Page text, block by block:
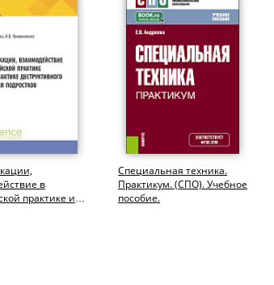
в
практике и
Специальная техника.
Практикум. (СПО). Учебное
пособие.